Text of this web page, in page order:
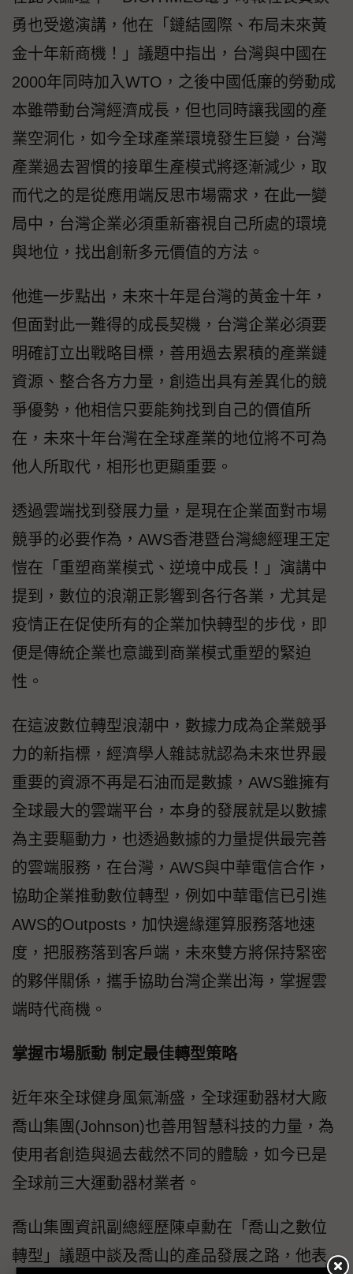
勇也受邀演講，他在「鏈結國際、布局未來黃
金十年新商機！」議題中指出，台灣與中國在
2000年同時加入WTO，之後中國低廉的勞動成
本雖帶動台灣經濟成長，但也同時讓我國的產
業空洞化，如今全球產業環境發生巨變，台灣
產業過去習慣的接單生產模式將逐漸減少，取
而代之的是從應用端反思市場需求，在此一變
局中，台灣企業必須重新審視自己所處的環境
與地位，找出創新多元價值的方法。
他進一步點出，未來十年是台灣的黃金十年，
但面對此一難得的成長契機，台灣企業必須要
明確訂立出戰略目標，善用過去累積的產業鏈
資源、整合各方力量，創造出具有差異化的競
爭優勢，他相信只要能夠找到自己的價值所
在，未來十年台灣在全球產業的地位將不可為
他人所取代，相形也更顯重要。
透過雲端找到發展力量，是現在企業面對市場
競爭的必要作為，AWS香港暨台灣總經理王定
愷在「重塑商業模式、逆境中成長！」演講中
提到，數位的浪潮正影響到各行各業，尤其是
疫情正在促使所有的企業加快轉型的步伐，即
便是傳統企業也意識到商業模式重塑的緊迫
性。
在這波數位轉型浪潮中，數據力成為企業競爭
力的新指標，經濟學人雜誌就認為未來世界最
重要的資源不再是石油而是數據，AWS雖擁有
全球最大的雲端平台，本身的發展就是以數據
為主要驅動力，也透過數據的力量提供最完善
的雲端服務，在台灣，AWS與中華電信合作，
協助企業推動數位轉型，例如中華電信已引進
AWS的Outposts，加快邊緣運算服務落地速
度，把服務落到客戶端，未來雙方將保持緊密
的夥伴關係，攜手協助台灣企業出海，掌握雲
端時代商機。
掌握市場脈動 制定最佳轉型策略
近年來全球健身風氣漸盛，全球運動器材大廠
喬山集團(Johnson)也善用智慧科技的力量，為
使用者創造與過去截然不同的體驗，如今已是
全球前三大運動器材業者。
喬山集團資訊副總經歷陳卓勳在「喬山之數位
轉型」議題中談及喬山的產品發展之路，他表